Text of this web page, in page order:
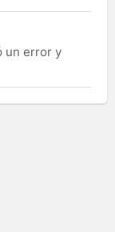
un error y